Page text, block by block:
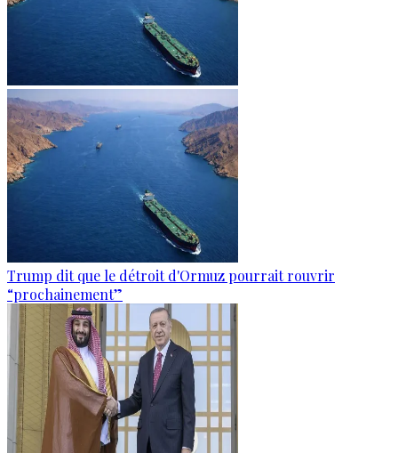
Trump dit que le détroit d'Ormuz pourrait rouvrir
“prochainement”